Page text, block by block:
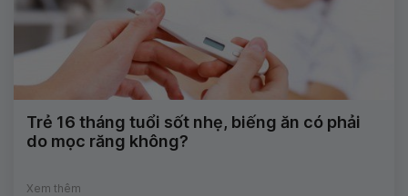
Trẻ 16 tháng tuổi sốt nhẹ, biếng ăn có phải
do mọc răng không?
Xem thêm